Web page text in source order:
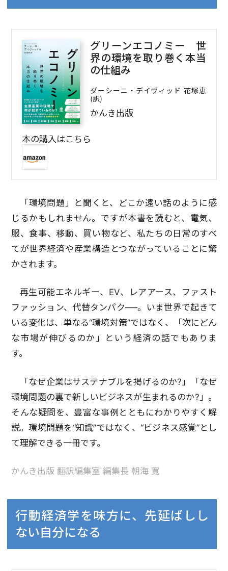
グリーンエコノミー 世
界の環境を取り巻く本当
の仕組み
ダーシーニ・デイヴィッド 花塚恵
(訳)
かんき出版
本の購入はこちら
「環境問題」と聞くと、どこか遠い話のように感
じるかもしれません。ですが本書を読むと、電気、
服、食事、移動、買い物など、私たちの日常のすべ
てが世界経済や産業構造とつながっていることに驚
かされます。
再生可能エネルギー、EV、レアアース、ファスト
ファッション、代替タンパク──。いま世界で起きて
いる変化は、単なる“環境対策”ではなく、「次にどん
な市場が伸びるのか」という経済の話でもありま
す。
「なぜ企業はサステナブルを掲げるのか?」「なぜ
環境問題の裏で新しいビジネスが生まれるのか?」。
そんな疑問を、豊富な事例とともにわかりやすく解
説。環境問題を“知識”ではなく、“ビジネス感覚”とし
て理解できる一冊です。
かんき出版 翻訳編集室 編集長 朝海 寛
行動経済学を味方に、先延ばしし
ない自分になる